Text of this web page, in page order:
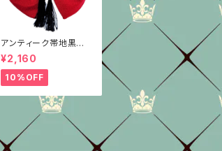
アンティーク帯地黒銀×
赤/3種/ちりめん/はい
からさんリボン
¥2,160
10%OFF